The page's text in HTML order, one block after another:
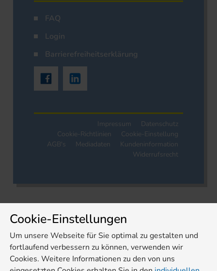
FAQ
Login
Barrierefreiheitserklärung
Impressum
Datenschutz
Cookie-Richtlinien
Cookie-Einstellung
AGB's
Mediadaten
Kundeninformation
Widerrufsrecht
Cookie-Einstellungen
Um unsere Webseite für Sie optimal zu gestalten und
fortlaufend verbessern zu können, verwenden wir
Cookies. Weitere Informationen zu den von uns